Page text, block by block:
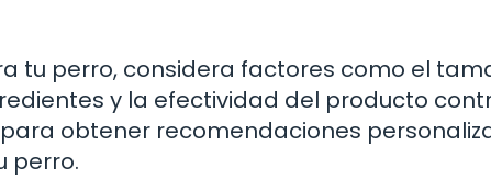
tu perro, considera factores como el
y la efectividad del producto
obtener recomendaciones
perro.